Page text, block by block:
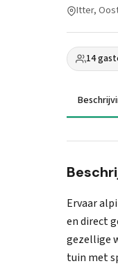
Itter,
14
Ervaar
en direct
gezellige
tuin met